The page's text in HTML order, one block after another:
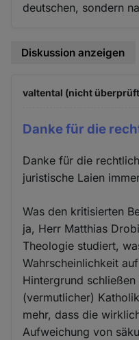
deutschen, sondern
Diskussion anzeigen
valtental (nicht
Danke für die
Danke für die
juristische Laien
Was den kritisierten
ja, Herr Matthias
Theologie studiert,
Wahrscheinlichkeit
Hintergrund
(vermutlicher)
mehr, dass die
Aufweichung von